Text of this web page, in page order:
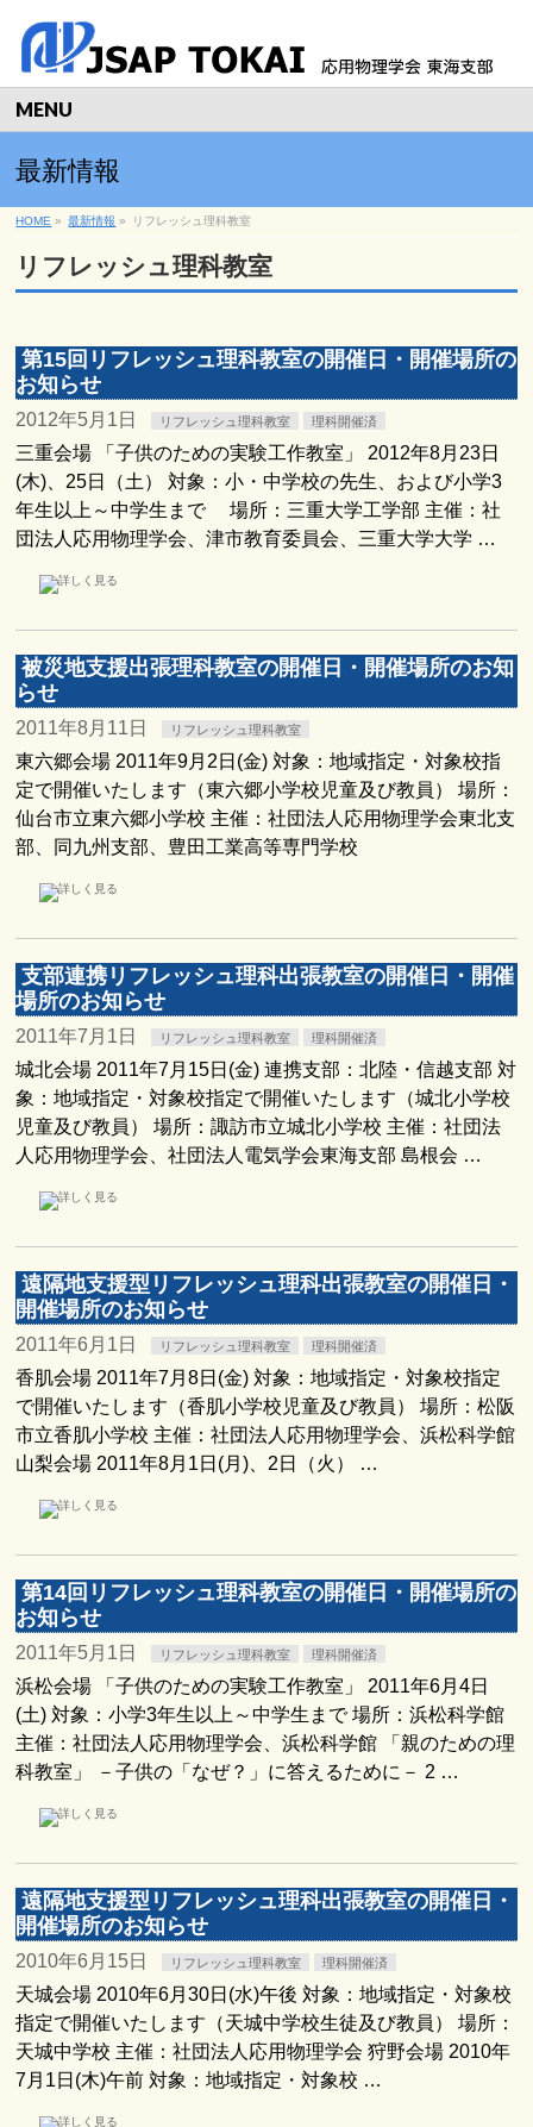
MENU
最新情報
HOME » 最新情報 » リフレッシュ理科教室
リフレッシュ理科教室
第15回リフレッシュ理科教室の開催日・開催場所の
お知らせ
2012年5月1日 リフレッシュ理科教室 理科開催済
三重会場 「子供のための実験工作教室」 2012年8月23日
(木)、25日（土） 対象：小・中学校の先生、および小学3
年生以上～中学生まで 場所：三重大学工学部 主催：社
団法人応用物理学会、津市教育委員会、三重大学大学 …
被災地支援出張理科教室の開催日・開催場所のお知
らせ
2011年8月11日 リフレッシュ理科教室
東六郷会場 2011年9月2日(金) 対象：地域指定・対象校指
定で開催いたします（東六郷小学校児童及び教員） 場所：
仙台市立東六郷小学校 主催：社団法人応用物理学会東北支
部、同九州支部、豊田工業高等専門学校
支部連携リフレッシュ理科出張教室の開催日・開催
場所のお知らせ
2011年7月1日 リフレッシュ理科教室 理科開催済
城北会場 2011年7月15日(金) 連携支部：北陸・信越支部 対
象：地域指定・対象校指定で開催いたします（城北小学校
児童及び教員） 場所：諏訪市立城北小学校 主催：社団法
人応用物理学会、社団法人電気学会東海支部 島根会 …
遠隔地支援型リフレッシュ理科出張教室の開催日・
開催場所のお知らせ
2011年6月1日 リフレッシュ理科教室 理科開催済
香肌会場 2011年7月8日(金) 対象：地域指定・対象校指定
で開催いたします（香肌小学校児童及び教員） 場所：松阪
市立香肌小学校 主催：社団法人応用物理学会、浜松科学館
山梨会場 2011年8月1日(月)、2日（火） …
第14回リフレッシュ理科教室の開催日・開催場所の
お知らせ
2011年5月1日 リフレッシュ理科教室 理科開催済
浜松会場 「子供のための実験工作教室」 2011年6月4日
(土) 対象：小学3年生以上～中学生まで 場所：浜松科学館
主催：社団法人応用物理学会、浜松科学館 「親のための理
科教室」 －子供の「なぜ？」に答えるために－ 2 …
遠隔地支援型リフレッシュ理科出張教室の開催日・
開催場所のお知らせ
2010年6月15日 リフレッシュ理科教室 理科開催済
天城会場 2010年6月30日(水)午後 対象：地域指定・対象校
指定で開催いたします（天城中学校生徒及び教員） 場所：
天城中学校 主催：社団法人応用物理学会 狩野会場 2010年
7月1日(木)午前 対象：地域指定・対象校 …